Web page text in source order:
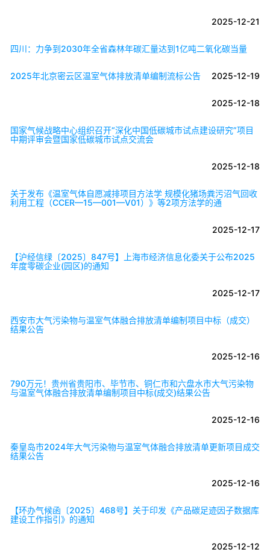
2025-12-21
四川：力争到2030年全省森林年碳汇量达到1亿吨二氧化碳当量
2025-12-19
2025年北京密云区温室气体排放清单编制流标公告
2025-12-18
国家气候战略中心组织召开“深化中国低碳城市试点建设研究”项目
中期评审会暨国家低碳城市试点交流会
2025-12-18
关于发布《温室气体自愿减排项目方法学 规模化猪场粪污沼气回收
利用工程（CCER—15—001—V01）》等2项方法学的通
2025-12-17
【沪经信绿〔2025〕847号】上海市经济信息化委关于公布2025
年度零碳企业(园区)的通知
2025-12-17
西安市大气污染物与温室气体融合排放清单编制项目中标（成交）
结果公告
2025-12-16
790万元！贵州省贵阳市、毕节市、铜仁市和六盘水市大气污染物
与温室气体融合排放清单编制项目中标(成交)结果公告
2025-12-16
秦皇岛市2024年大气污染物与温室气体融合排放清单更新项目成交
结果公告
2025-12-16
【环办气候函〔2025〕468号】关于印发《产品碳足迹因子数据库
建设工作指引》的通知
2025-12-12